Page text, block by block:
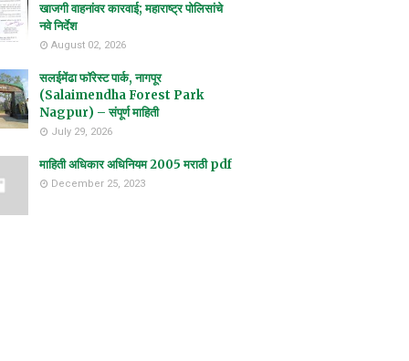
खाजगी वाहनांवर कारवाई; महाराष्ट्र पोलिसांचे
नवे निर्देश
August 02, 2026
सलईमेंढा फॉरेस्ट पार्क, नागपूर
(Salaimendha Forest Park
Nagpur) – संपूर्ण माहिती
July 29, 2026
माहिती अधिकार अधिनियम 2005 मराठी pdf
December 25, 2023